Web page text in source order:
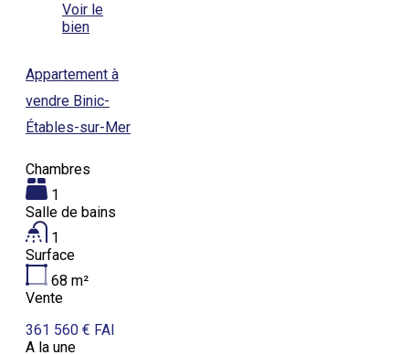
Voir le
bien
Appartement à
vendre Binic-
Étables-sur-Mer
Chambres
1
Salle de bains
1
Surface
68 m²
Vente
361 560 € FAI
A la une